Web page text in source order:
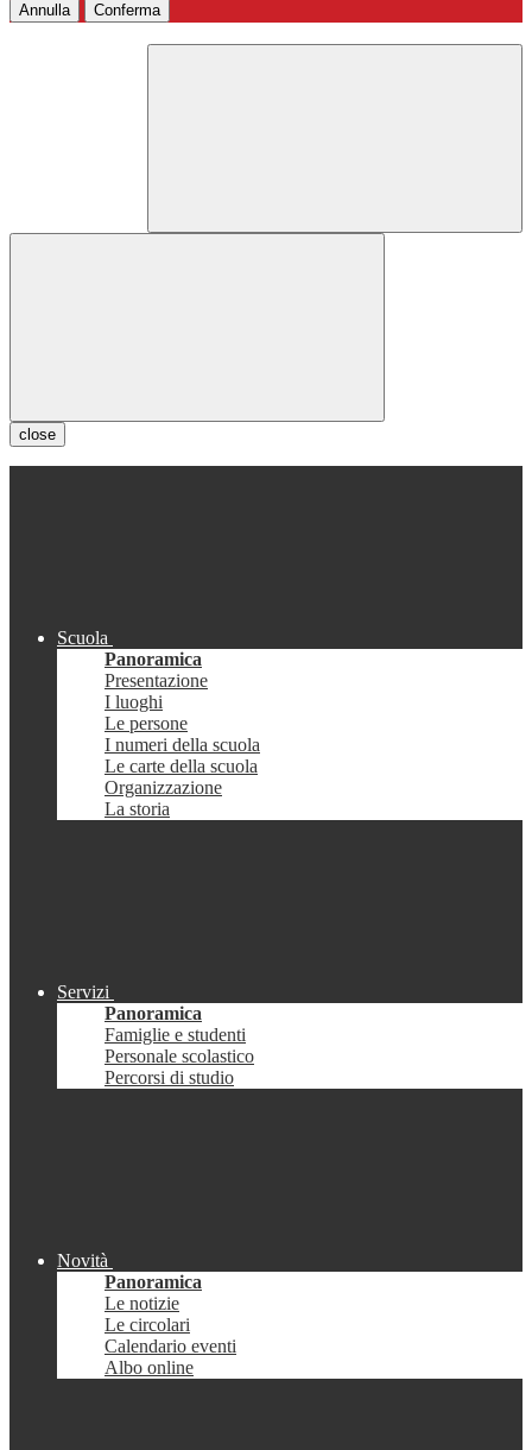
Annulla Conferma
close
Scuola
Panoramica
Presentazione
I luoghi
Le persone
I numeri della scuola
Le carte della scuola
Organizzazione
La storia
Servizi
Panoramica
Famiglie e studenti
Personale scolastico
Percorsi di studio
Novità
Panoramica
Le notizie
Le circolari
Calendario eventi
Albo online